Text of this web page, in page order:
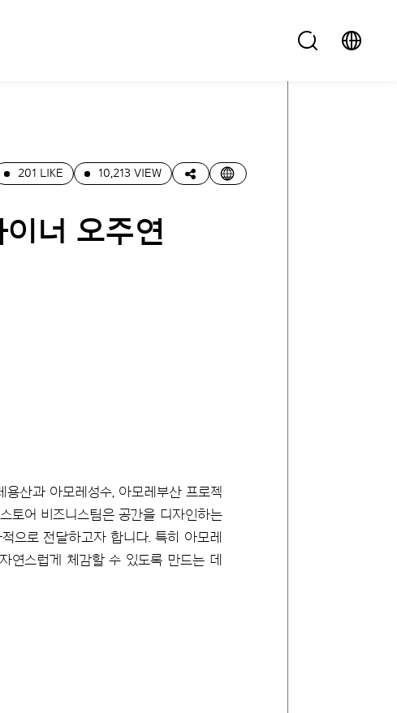
201 LIKE 10,213 VIEW
너 오주연
용산과 아모레성수, 아모레부산 프로젝
토어 비즈니스팀은 공간을 디자인하는
으로 전달하고자 합니다. 특히 아모레
연스럽게 체감할 수 있도록 만드는 데